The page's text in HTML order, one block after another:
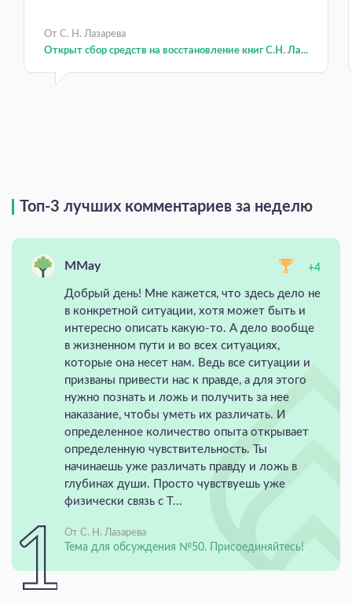
От С. Н. Лазарева
Открыт сбор средств на восстановление книг С.Н. Ла...
Топ-3 лучших комментариев за неделю
MMay +4
Добрый день! Мне кажется, что здесь дело не
в конкретной ситуации, хотя может быть и
интересно описать какую-то. А дело вообще
в жизненном пути и во всех ситуациях,
которые она несет нам. Ведь все ситуации и
призваны привести нас к правде, а для этого
нужно познать и ложь и получить за нее
наказание, чтобы уметь их различать. И
определенное количество опыта открывает
определенную чувствительность. Ты
начинаешь уже различать правду и ложь в
глубинах души. Просто чувствуешь уже
физически связь с Т...
От С. Н. Лазарева
Тема для обсуждения №50. Присоединяйтесь!